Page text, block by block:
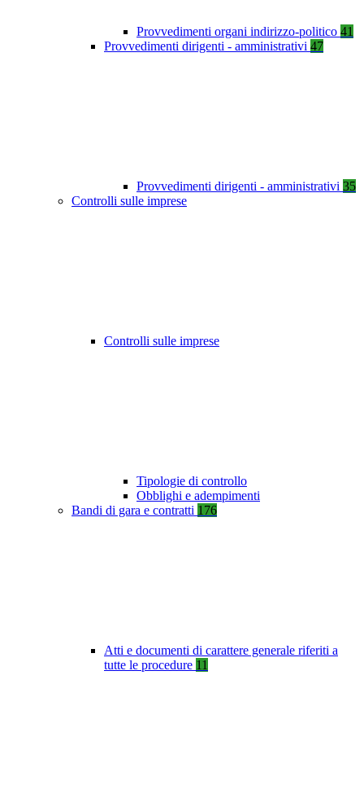
Provvedimenti organi indirizzo-politico 41
Provvedimenti dirigenti - amministrativi 47
Provvedimenti dirigenti - amministrativi 35
Controlli sulle imprese
Controlli sulle imprese
Tipologie di controllo
Obblighi e adempimenti
Bandi di gara e contratti 176
Atti e documenti di carattere generale riferiti a
tutte le procedure 11